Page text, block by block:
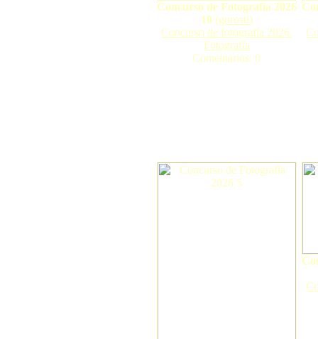
Concurso de Fotografía 2026
10 (gorosti)
Concurso de fotografía 2026.
Fotografía
Comentarios: 0